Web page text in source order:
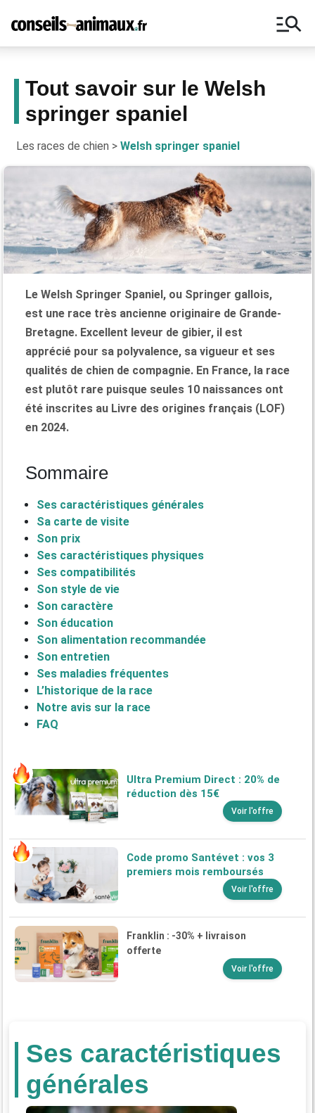
manage_search
Tout savoir sur le Welsh
springer spaniel
Les races de chien > Welsh springer spaniel
Le Welsh Springer Spaniel, ou Springer gallois,
est une race très ancienne originaire de Grande-
Bretagne. Excellent leveur de gibier, il est
apprécié pour sa polyvalence, sa vigueur et ses
qualités de chien de compagnie. En France, la race
est plutôt rare puisque seules 10 naissances ont
été inscrites au Livre des origines français (LOF)
en 2024.
Sommaire
Ses caractéristiques générales
Sa carte de visite
Son prix
Ses caractéristiques physiques
Ses compatibilités
Son style de vie
Son caractère
Son éducation
Son alimentation recommandée
Son entretien
Ses maladies fréquentes
L’historique de la race
Notre avis sur la race
FAQ
Ultra Premium Direct : 20% de
réduction dès 15€
Voir l'offre
Code promo Santévet : vos 3
premiers mois remboursés
Voir l'offre
Franklin : -30% + livraison
offerte
Voir l'offre
Ses caractéristiques
générales
Bons plans, astuces, ne manquez
aucun conseil pour vos animaux !